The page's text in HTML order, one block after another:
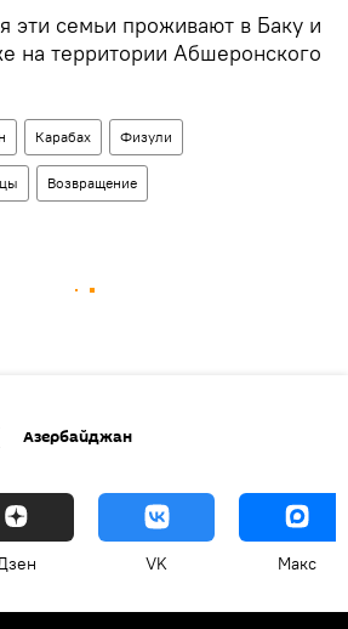
эти семьи проживают в Баку и
на территории Абшеронского
Карабах Физули
Возвращение
Азербайджан
VK Макс